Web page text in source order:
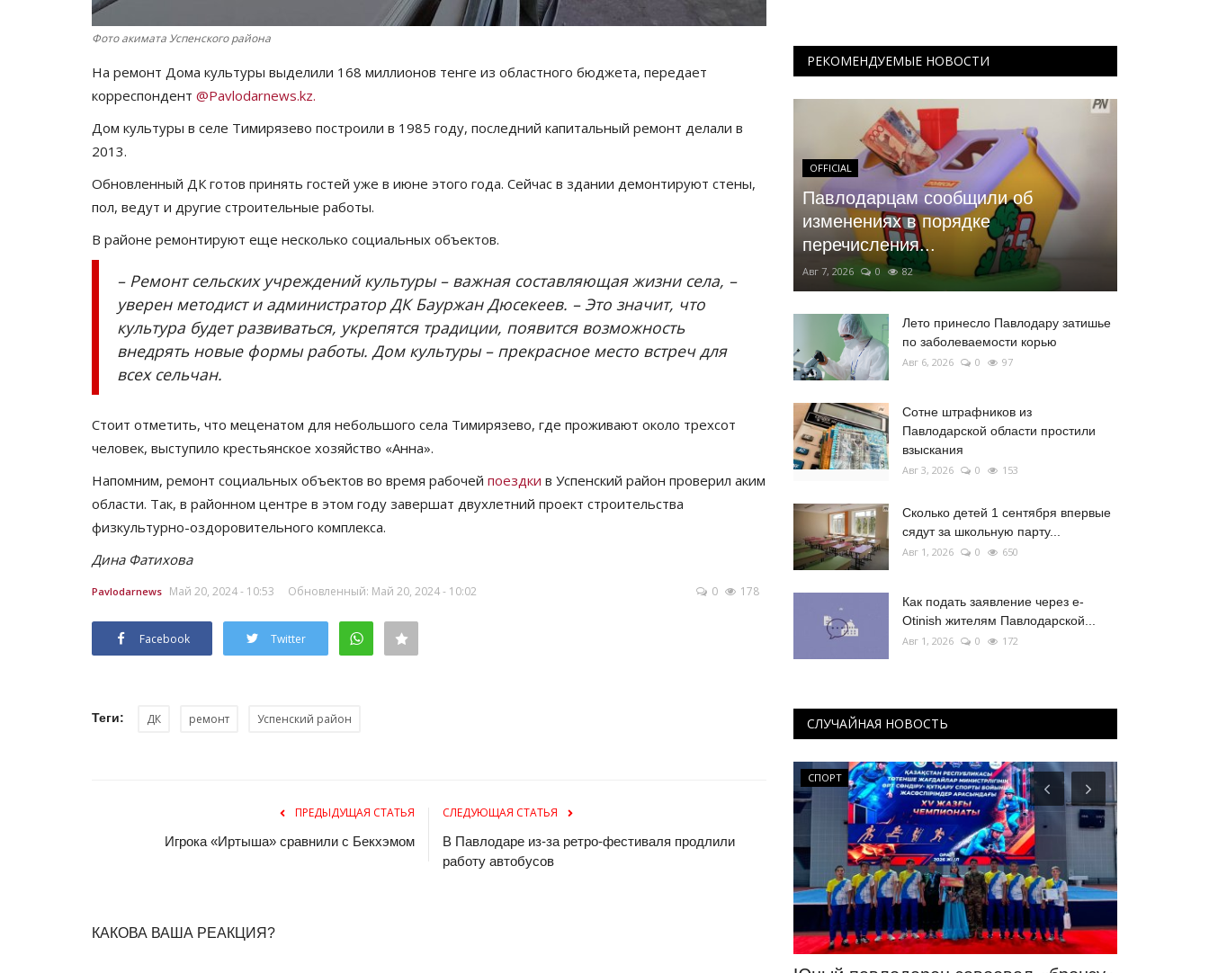
Фото акимата Успенского района
На ремонт Дома культуры выделили 168 миллионов тенге из областного бюджета, передает
корреспондент @Pavlodarnews.kz.
Дом культуры в селе Тимирязево построили в 1985 году, последний капитальный ремонт делали в
2013.
Обновленный ДК готов принять гостей уже в июне этого года. Сейчас в здании демонтируют стены,
пол, ведут и другие строительные работы.
В районе ремонтируют еще несколько социальных объектов.
– Ремонт сельских учреждений культуры – важная составляющая жизни села, –
уверен методист и администратор ДК Бауржан Дюсекеев. – Это значит, что
культура будет развиваться, укрепятся традиции, появится возможность
внедрять новые формы работы. Дом культуры – прекрасное место встреч для
всех сельчан.
Стоит отметить, что меценатом для небольшого села Тимирязево, где проживают около трехсот
человек, выступило крестьянское хозяйство «Анна».
Напомним, ремонт социальных объектов во время рабочей поездки в Успенский район проверил аким
области. Так, в районном центре в этом году завершат двухлетний проект строительства
физкультурно-оздоровительного комплекса.
Дина Фатихова
Pavlodarnews Май 20, 2024 - 10:53 Обновленный: Май 20, 2024 - 10:02 0 178
Facebook Twitter
Теги: ДК ремонт Успенский район
ПРЕДЫДУЩАЯ СТАТЬЯ
Игрока «Иртыша» сравнили с Бекхэмом
СЛЕДУЮЩАЯ СТАТЬЯ
В Павлодаре из-за ретро-фестиваля продлили
работу автобусов
КАКОВА ВАША РЕАКЦИЯ?
РЕКОМЕНДУЕМЫЕ НОВОСТИ
OFFICIAL
Павлодарцам сообщили об
изменениях в порядке
перечисления...
Авг 7, 2026 0 82
Лето принесло Павлодару затишье
по заболеваемости корью
Авг 6, 2026 0 97
Сотне штрафников из
Павлодарской области простили
взыскания
Авг 3, 2026 0 153
Сколько детей 1 сентября впервые
сядут за школьную парту...
Авг 1, 2026 0 650
Как подать заявление через e-
Otinish жителям Павлодарской...
Авг 1, 2026 0 172
СЛУЧАЙНАЯ НОВОСТЬ
СПОРТ